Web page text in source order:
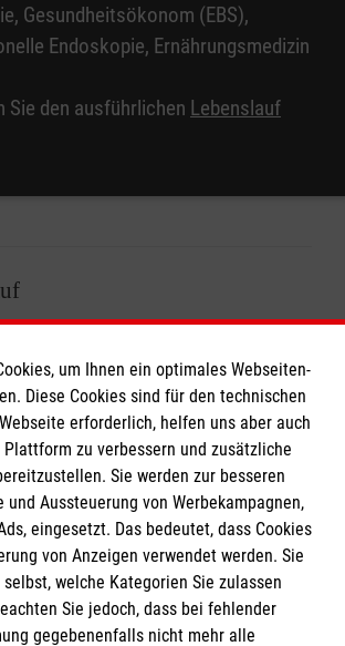
Gesundheitsökonom (EBS),
Endoskopie, Ernährungsmedizin
Sie den ausführlichen Lebenslauf
Weiden i.d. Oberpfalz
Nabburg
Humanmedizin an der Friedrich-
Auszeichnungen
der Dissertationsarbeit
und Charakteristike der
Histmainfreisetzung aus der
und Rectumschleimhaut bei
mit Morbus Crohn, Colitis
Polyp- und Carcinomträgern*
Sie diePublikationenvon Prof. Dr.
um Ihnen ein optimales Webseiten-
Diese Cookies sind für den technischen
erforderlich, helfen uns aber auch
Plattform zu verbessern und zusätzliche
Sie werden zur besseren
und Aussteuerung von Werbekampagnen,
eingesetzt. Das bedeutet, dass Cookies
von Anzeigen verwendet werden. Sie
welche Kategorien Sie zulassen
Sie jedoch, dass bei fehlender
gegebenenfalls nicht mehr alle